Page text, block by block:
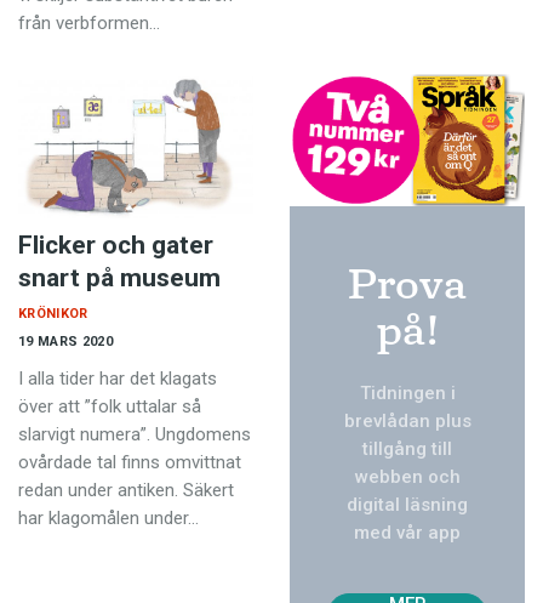
från verbformen…
Flicker och gater
snart på museum
19 MARS 2020
KRÖNIKOR
I alla tider har det klagats
över att ”folk uttalar så
slarvigt numera”. Ungdomens
ovårdade tal finns omvittnat
redan under antiken. Säkert
har klagomålen under…
Prova
på!
Tidningen i
brevlådan plus
tillgång till
webben och
digital läsning
med vår app